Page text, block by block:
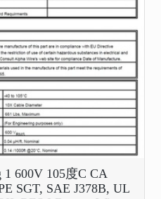
600V 105度C CA
SGT, SAE J378B, UL